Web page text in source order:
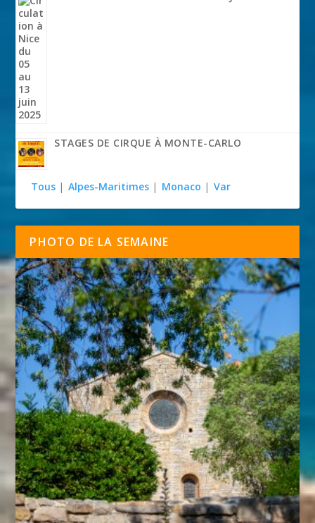
STAGES DE CIRQUE À MONTE-CARLO
Tous | Alpes-Maritimes | Monaco | Var
PHOTO DE LA SEMAINE